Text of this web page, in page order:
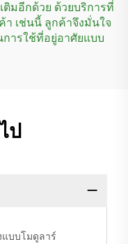
ติมอีกด้วย ด้วยบริการที่
า เช่นนี้ ลูกค้าจึงมั่นใจ
ารใช้ที่อยู่อาศัยแบบ
ป
บบโมดูลาร์